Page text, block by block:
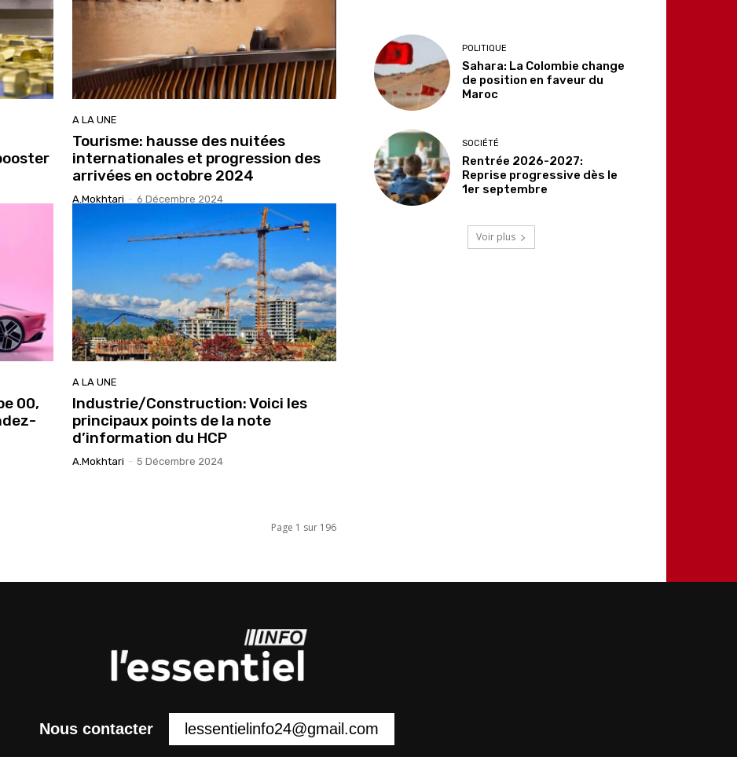
A LA UNE
Tourisme: hausse des nuitées
internationales et progression des
arrivées en octobre 2024
A.Mokhtari - 6 Décembre 2024
00,
A LA UNE
Industrie/Construction: Voici les
principaux points de la note
d’information du HCP
A.Mokhtari - 5 Décembre 2024
Page 1 sur 196
POLITIQUE
Sahara: La Colombie change
de position en faveur du
Maroc
SOCIÉTÉ
Rentrée 2026-2027:
Reprise progressive dès le
1er septembre
Voir plus
Nous contacter lessentielinfo24@gmail.com